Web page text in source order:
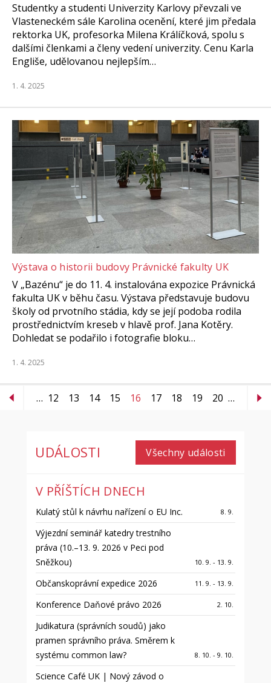
Studentky a studenti Univerzity Karlovy převzali ve
Vlasteneckém sále Karolina ocenění, které jim předala
rektorka UK, profesorka Milena Králíčková, spolu s
dalšími členkami a členy vedení univerzity. Cenu Karla
Engliše, udělovanou nejlepším…
1. 4. 2025
Výstava o historii budovy Právnické fakulty UK
V „Bazénu“ je do 11. 4. instalována expozice Právnická
fakulta UK v běhu času. Výstava představuje budovu
školy od prvotního stádia, kdy se její podoba rodila
prostřednictvím kreseb v hlavě prof. Jana Kotěry.
Dohledat se podařilo i fotografie bloku…
1. 4. 2025
… 12 13 14 15 16 17 18 19 20 …
UDÁLOSTI Všechny události
V PŘÍŠTÍCH DNECH
Kulatý stůl k návrhu nařízení o EU Inc. 8. 9.
Výjezdní seminář katedry trestního
práva (10.–13. 9. 2026 v Peci pod
Sněžkou)
10. 9. - 13. 9.
Občanskoprávní expedice 2026 11. 9. - 13. 9.
Konference Daňové právo 2026 2. 10.
Judikatura (správních soudů) jako
pramen správního práva. Směrem k
systému common law?
8. 10. - 9. 10.
Science Café UK | Nový závod o